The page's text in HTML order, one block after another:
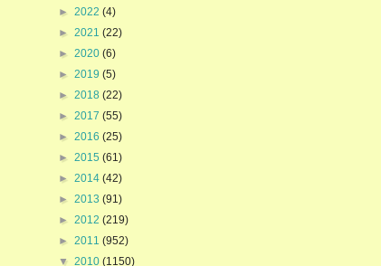
► 2022 (4)
► 2021 (22)
► 2020 (6)
► 2019 (5)
► 2018 (22)
► 2017 (55)
► 2016 (25)
► 2015 (61)
► 2014 (42)
► 2013 (91)
► 2012 (219)
► 2011 (952)
▼ 2010 (1150)